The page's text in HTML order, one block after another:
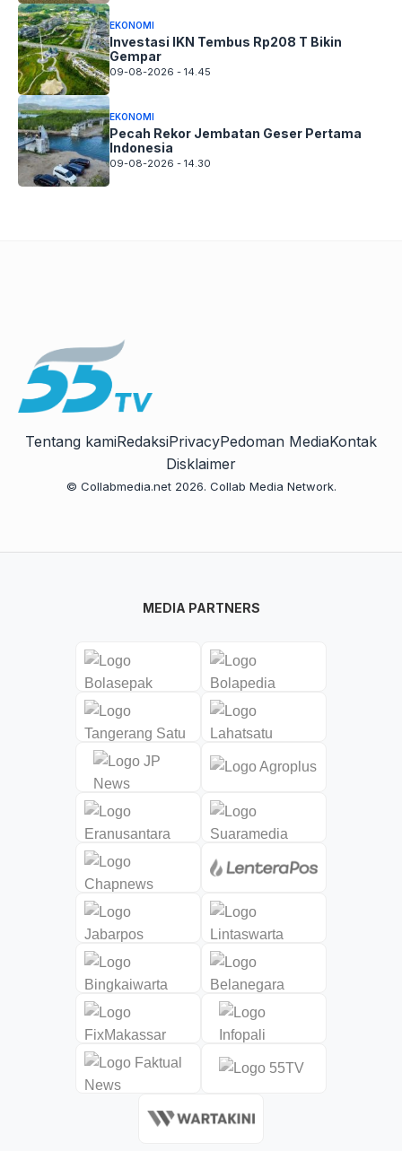
EKONOMI
Investasi IKN Tembus Rp208 T Bikin
Gempar
09-08-2026 - 14.45
EKONOMI
Pecah Rekor Jembatan Geser Pertama
Indonesia
09-08-2026 - 14.30
Tentang kamiRedaksiPrivacyPedoman MediaKontak
Disklaimer
© Collabmedia.net 2026. Collab Media Network.
MEDIA PARTNERS